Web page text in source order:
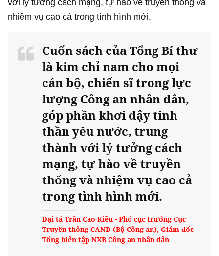
với lý tưởng cách mạng, tự hào về truyền thống và
nhiệm vụ cao cả trong tình hình mới.
Cuốn sách của Tổng Bí thư
là kim chỉ nam cho mọi
cán bộ, chiến sĩ trong lực
lượng Công an nhân dân,
góp phần khơi dậy tinh
thần yêu nước, trung
thành với lý tưởng cách
mạng, tự hào về truyền
thống và nhiệm vụ cao cả
trong tình hình mới.
Đại tá Trần Cao Kiều - Phó cục trưởng Cục
Truyền thông CAND (Bộ Công an), Giám đốc -
Tổng biên tập NXB Công an nhân dân